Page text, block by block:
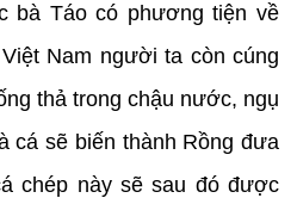
bà Táo có phương tiện về
Nam người ta còn cúng
thả trong chậu nước, ngụ
cá sẽ biến thành Rồng đưa
chép này sẽ sau đó được